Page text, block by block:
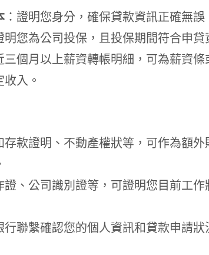
：證明您身分，確保貸款資訊正確無誤
明您為公司投保，且投保期間符合申貸
三個月以上薪資轉帳明細，可為薪資條
入。
存款證明、不動產權狀等，可作為額外
證、公司識別證等，可證明您目前工作
行聯繫確認您的個人資訊和貸款申請狀